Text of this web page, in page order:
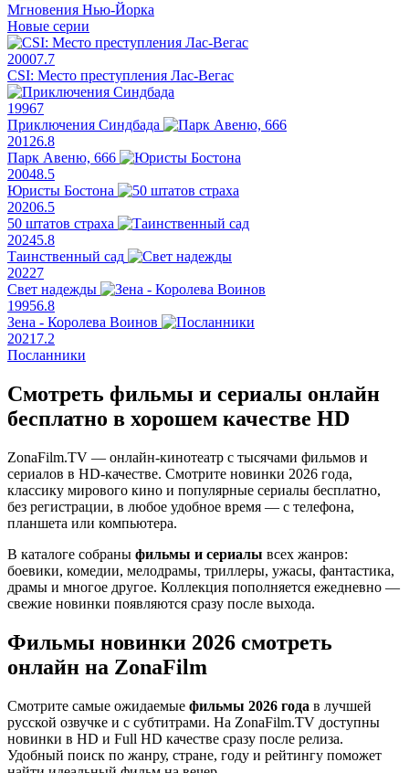
Мгновения Нью-Йорка
Новые серии
20007.7
CSI: Место преступления Лас-Вегас
19967
Приключения Синдбада
20126.8
Парк Авеню, 666
20048.5
Юристы Бостона
20206.5
50 штатов страха
20245.8
Таинственный сад
20227
Свет надежды
19956.8
Зена - Королева Воинов
2021 7.2
Посланники
Смотреть фильмы и сериалы онлайн
бесплатно в хорошем качестве HD
ZonaFilm.TV — онлайн-кинотеатр с тысячами фильмов и
сериалов в HD-качестве. Смотрите новинки 2026 года,
классику мирового кино и популярные сериалы бесплатно,
без регистрации, в любое удобное время — с телефона,
планшета или компьютера.
В каталоге собраны фильмы и сериалы всех жанров:
боевики, комедии, мелодрамы, триллеры, ужасы, фантастика,
драмы и многое другое. Коллекция пополняется ежедневно —
свежие новинки появляются сразу после выхода.
Фильмы новинки 2026 смотреть
онлайн на ZonaFilm
Смотрите самые ожидаемые фильмы 2026 года в лучшей
русской озвучке и с субтитрами. На ZonaFilm.TV доступны
новинки в HD и Full HD качестве сразу после релиза.
Удобный поиск по жанру, стране, году и рейтингу поможет